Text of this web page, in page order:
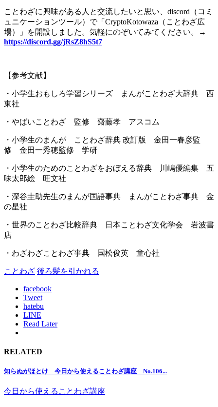
ことわざに興味がある人と交流したいと思い、 discord （コミ
ュニケーションツール）で「 CryptoKotowaza （ことわざ広
場）」を開設しました。気軽にのぞいてみてください。
→
https://discord.gg/jRsZ8hS5t7
【参考文献】
・小学生おもしろ学習シリーズ まんがことわざ大辞典 西
東社
・やばいことわざ 監修 齋藤孝 アスコム
・小学生のまんが ことわざ辞典 改訂版 金田一春彦監
修 金田一秀穂監修 学研
・小学生のためのことわざをおぼえる辞典 川嶋優編集 五
味太郎絵 旺文社
・深谷圭助先生のまんが国語事典 まんがことわざ事典 金
の星社
・世界のことわざ比較辞典 日本ことわざ文化学会 岩波書
店
・わざわざことわざ事典 国松俊英 童心社
ことわざ 後ろ髪を引かれる
facebook
Tweet
hatebu
LINE
Read Later
RELATED
知らぬがほとけ 今日から使えることわざ講座 No.106...
今日から使えることわざ講座